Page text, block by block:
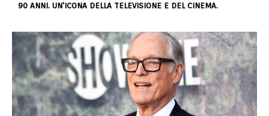
90 ANNI. UN'ICONA DELLA TELEVISIONE E DEL CINEMA.